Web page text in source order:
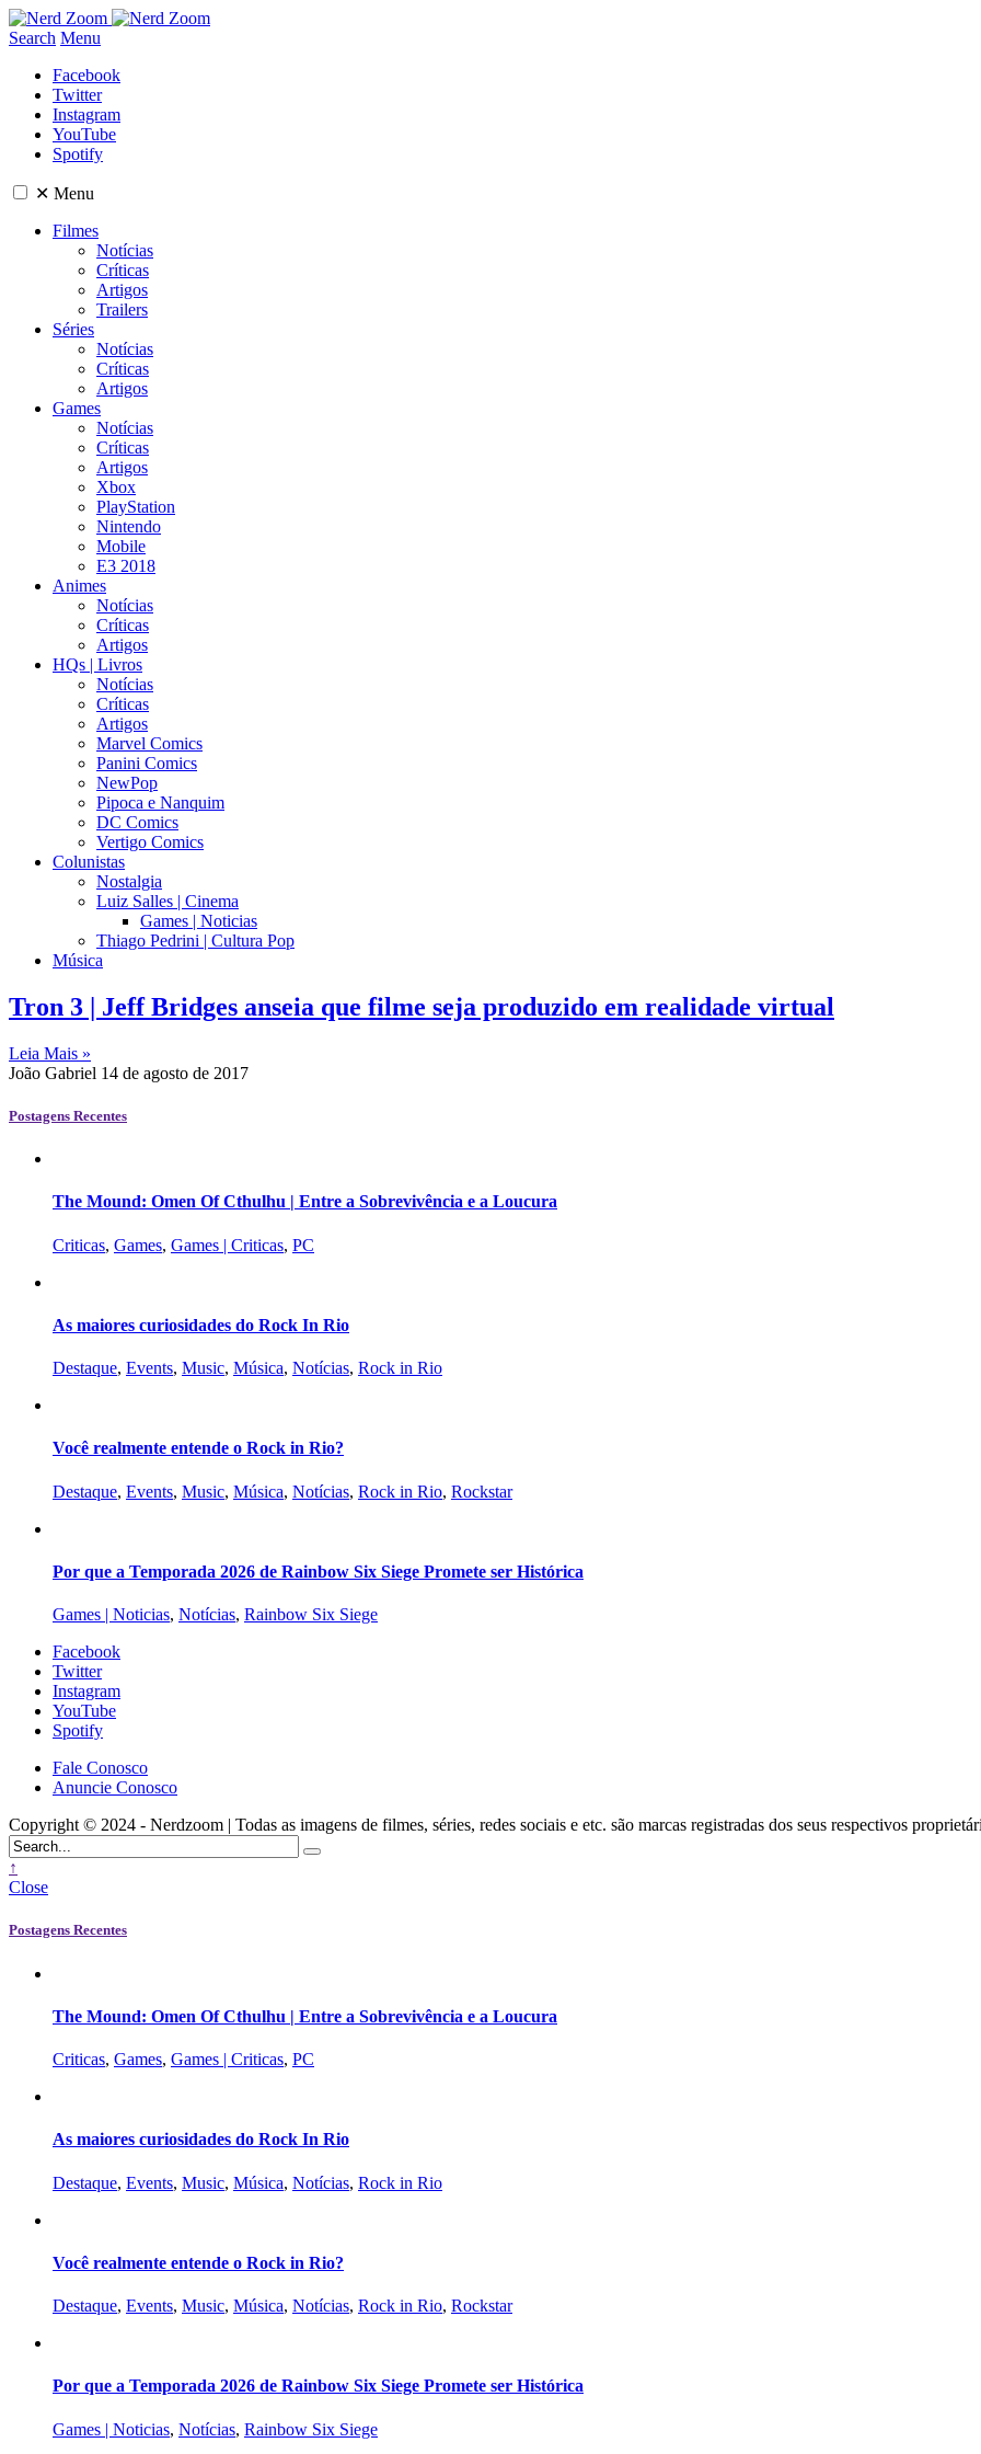
Search Menu
Facebook
Twitter
Instagram
YouTube
Spotify
✕ Menu
Filmes
Notícias
Críticas
Artigos
Trailers
Séries
Notícias
Críticas
Artigos
Games
Notícias
Críticas
Artigos
Xbox
PlayStation
Nintendo
Mobile
E3 2018
Animes
Notícias
Críticas
Artigos
HQs | Livros
Notícias
Críticas
Artigos
Marvel Comics
Panini Comics
NewPop
Pipoca e Nanquim
DC Comics
Vertigo Comics
Colunistas
Nostalgia
Luiz Salles | Cinema
Games | Noticias
Thiago Pedrini | Cultura Pop
Música
Tron 3 | Jeff Bridges anseia que filme seja produzido em realidade virtual
Leia Mais »
João Gabriel 14 de agosto de 2017
Postagens Recentes
The Mound: Omen Of Cthulhu | Entre a Sobrevivência e a Loucura
Criticas, Games, Games | Criticas, PC
As maiores curiosidades do Rock In Rio
Destaque, Events, Music, Música, Notícias, Rock in Rio
Você realmente entende o Rock in Rio?
Destaque, Events, Music, Música, Notícias, Rock in Rio, Rockstar
Por que a Temporada 2026 de Rainbow Six Siege Promete ser Histórica
Games | Noticias, Notícias, Rainbow Six Siege
Facebook
Twitter
Instagram
YouTube
Spotify
Fale Conosco
Anuncie Conosco
Copyright © 2024 - Nerdzoom | Todas as imagens de filmes, séries, redes sociais e etc. são marcas registradas dos seus respectivos
↑
Close
Postagens Recentes
The Mound: Omen Of Cthulhu | Entre a Sobrevivência e a Loucura
Criticas, Games, Games | Criticas, PC
As maiores curiosidades do Rock In Rio
Destaque, Events, Music, Música, Notícias, Rock in Rio
Você realmente entende o Rock in Rio?
Destaque, Events, Music, Música, Notícias, Rock in Rio, Rockstar
Por que a Temporada 2026 de Rainbow Six Siege Promete ser Histórica
Games | Noticias, Notícias, Rainbow Six Siege